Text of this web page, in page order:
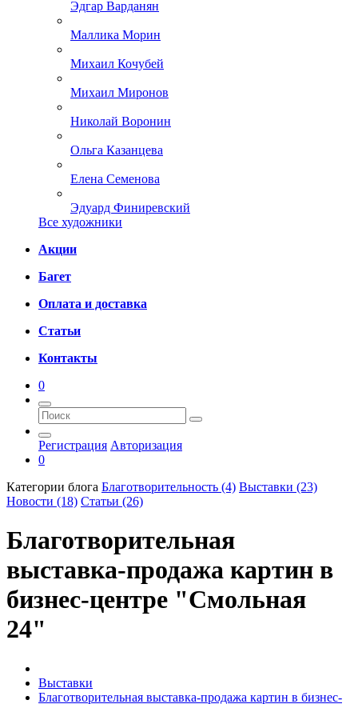
Эдгар Варданян
Маллика Морин
Михаил Кочубей
Михаил Миронов
Николай Воронин
Ольга Казанцева
Елена Семенова
Эдуард Финиревский
Все художники
Акции
Багет
Оплата и доставка
Статьи
Контакты
0
Регистрация Авторизация
0
Категории блога Благотворительность (4) Выставки (23)
Новости (18) Статьи (26)
Благотворительная
выставка-продажа картин в
бизнес-центре "Смольная
24"
Выставки
Благотворительная выставка-продажа картин в бизнес-